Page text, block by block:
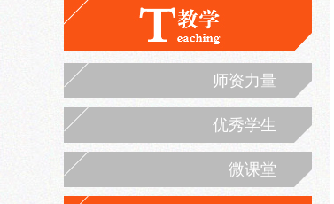
师资力量
优秀学生
微课堂